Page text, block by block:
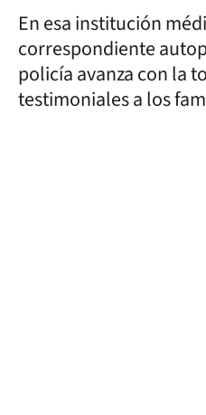
En esa institución
correspondiente
policía avanza con la
testimoniales a los